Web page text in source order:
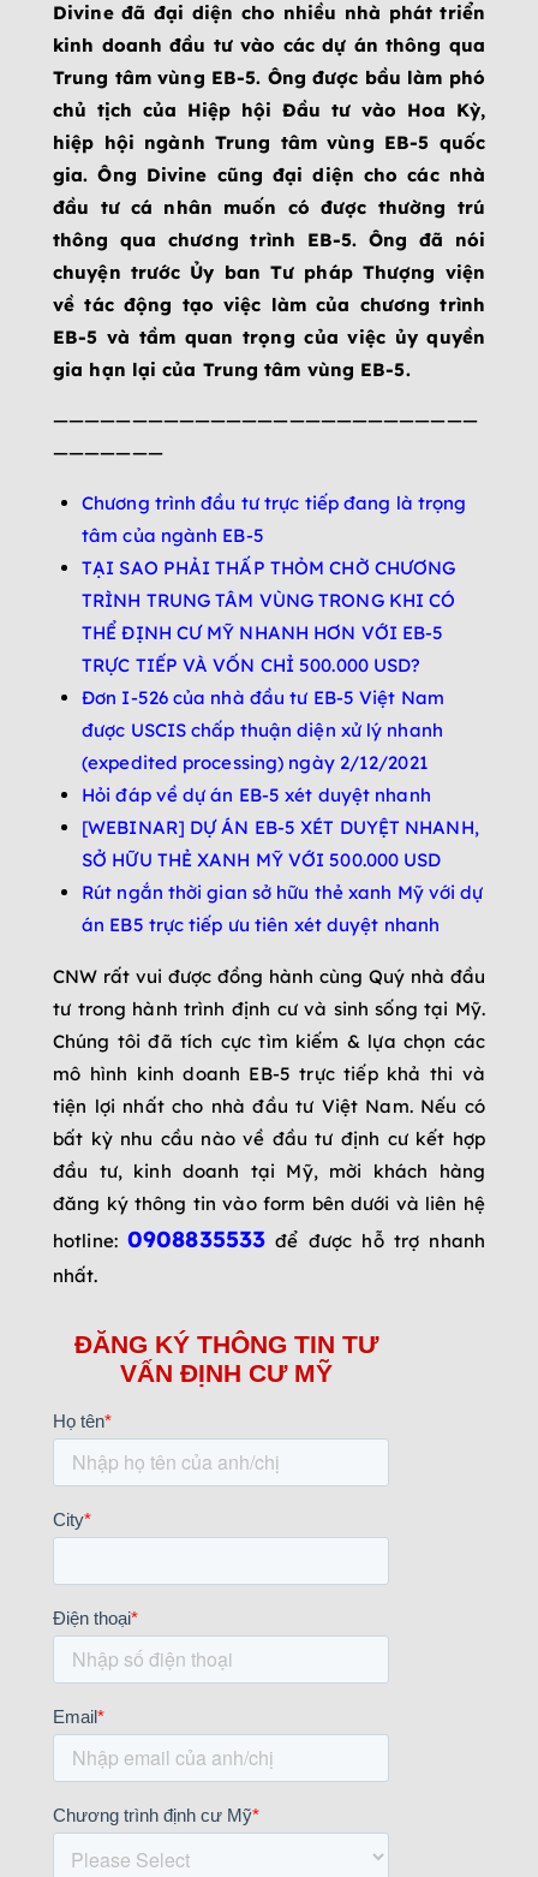
Divine đã đại diện cho nhiều nhà phát triển
kinh doanh đầu tư vào các dự án thông qua
Trung tâm vùng EB-5. Ông được bầu làm phó
chủ tịch của Hiệp hội Đầu tư vào Hoa Kỳ,
hiệp hội ngành Trung tâm vùng EB-5 quốc
gia. Ông Divine cũng đại diện cho các nhà
đầu tư cá nhân muốn có được thường trú
thông qua chương trình EB-5. Ông đã nói
chuyện trước Ủy ban Tư pháp Thượng viện
về tác động tạo việc làm của chương trình
EB-5 và tầm quan trọng của việc ủy ​​quyền
gia hạn lại của Trung tâm vùng EB-5.
———————————————————————————
———————
Chương trình đầu tư trực tiếp đang là trọng
tâm của ngành EB-5
TẠI SAO PHẢI THẤP THỎM CHỜ CHƯƠNG
TRÌNH TRUNG TÂM VÙNG TRONG KHI CÓ
THỂ ĐỊNH CƯ MỸ NHANH HƠN VỚI EB-5
TRỰC TIẾP VÀ VỐN CHỈ 500.000 USD?
Đơn I-526 của nhà đầu tư EB-5 Việt Nam
được USCIS chấp thuận diện xử lý nhanh
(expedited processing) ngày 2/12/2021
Hỏi đáp về dự án EB-5 xét duyệt nhanh
[WEBINAR] DỰ ÁN EB-5 XÉT DUYỆT NHANH,
SỞ HỮU THẺ XANH MỸ VỚI 500.000 USD
Rút ngắn thời gian sở hữu thẻ xanh Mỹ với dự
án EB5 trực tiếp ưu tiên xét duyệt nhanh
CNW rất vui được đồng hành cùng Quý nhà đầu
tư trong hành trình định cư và sinh sống tại Mỹ.
Chúng tôi đã tích cực tìm kiếm & lựa chọn các
mô hình kinh doanh EB-5 trực tiếp khả thi và
tiện lợi nhất cho nhà đầu tư Việt Nam. Nếu có
bất kỳ nhu cầu nào về đầu tư định cư kết hợp
đầu tư, kinh doanh tại Mỹ, mời khách hàng
đăng ký thông tin vào form bên dưới và liên hệ
hotline:0908835533 để được hỗ trợ nhanh
nhất.